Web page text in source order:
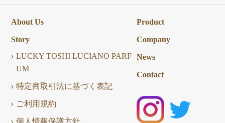
About Us
Story
LUCKY TOSHI LUCIANO PARF
UM
特定商取引法に基づく表記
ご利用規約
Product
Company
News
Contact